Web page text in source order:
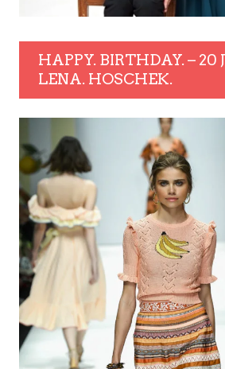
HAPPY. BIRTHDAY. – 20
LENA. HOSCHEK.